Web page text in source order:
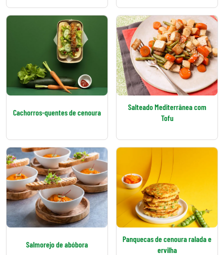
Cachorros-quentes de cenoura
Salteado Mediterrânea com
Tofu
Salmorejo de abóbora
Panquecas de cenoura ralada e
ervilha